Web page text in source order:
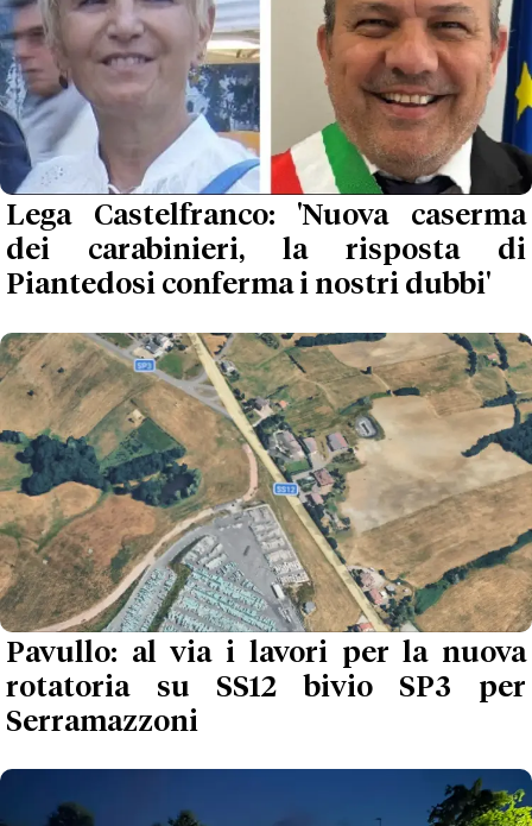
Lega Castelfranco: 'Nuova caserma
dei carabinieri, la risposta di
Piantedosi conferma i nostri dubbi'
Pavullo: al via i lavori per la nuova
rotatoria su SS12 bivio SP3 per
Serramazzoni